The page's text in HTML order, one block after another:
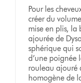
Pour les
créer du
mise en plis, la
ajourée de
sphérique qui
d’une poignée
rouleau ajouré
homogène de